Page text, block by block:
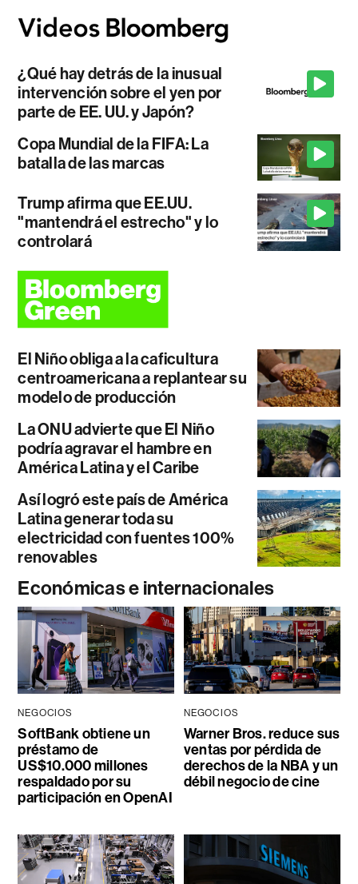
¿Qué hay detrás de la inusual
intervención sobre el yen por
parte de EE. UU. y Japón?
Copa Mundial de la FIFA: La
batalla de las marcas
Trump afirma que EE.UU.
"mantendrá el estrecho" y lo
controlará
El Niño obliga a la caficultura
centroamericana a replantear su
modelo de producción
La ONU advierte que El Niño
podría agravar el hambre en
América Latina y el Caribe
Así logró este país de América
Latina generar toda su
electricidad con fuentes 100%
renovables
Económicas e internacionales
NEGOCIOS
SoftBank obtiene un
préstamo de
US$10.000 millones
respaldado por su
participación en OpenAI
NEGOCIOS
Warner Bros. reduce sus
ventas por pérdida de
derechos de la NBA y un
débil negocio de cine